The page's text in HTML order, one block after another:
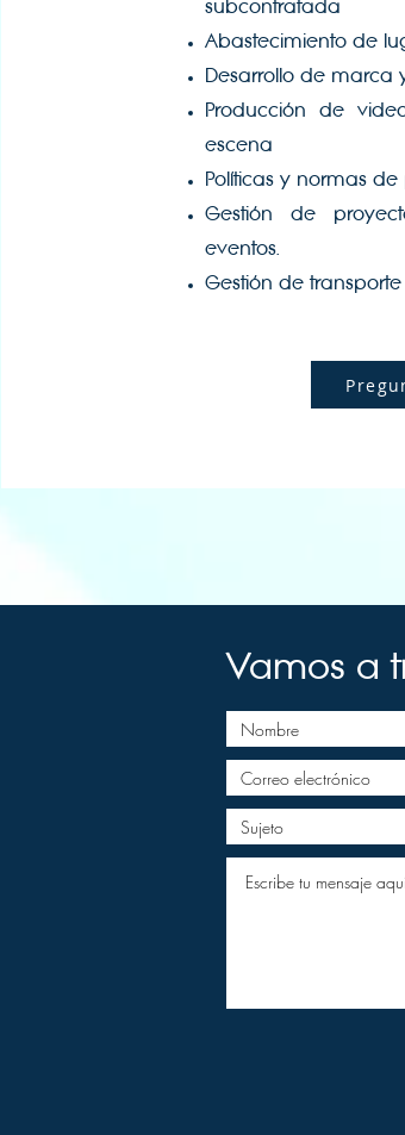
subcontratada
Abastecimiento de
Desarrollo de marca
Producción de
escena
Políticas y normas
Gestión de
eventos.
Gestión de
Vamos a